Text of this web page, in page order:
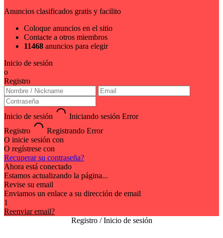
Anuncios clasificados gratis y facilito
Coloque anuncios en el sitio
Contacte a otros miembros
11468 anuncios para elegir
Inicio de sesión
o
Registro
Inicio de sesión Iniciando sesión Error
Registro
Registrando Error
O inicie sesión con
O regístrese con
Recuperar su contraseña?
Ahora está conectado
Estamos actualizando la página...
Revise su email
Enviamos un enlace a su dirección de email
1
Reenviar email?
Registro / Inicio de sesión